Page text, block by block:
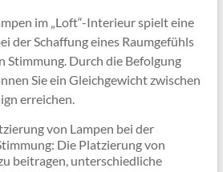
im „Loft“-Interieur spielt eine
der Schaffung eines Raumgefühls
Stimmung. Durch die Befolgung
Sie ein Gleichgewicht zwischen
erreichen.
von Lampen bei der
Die Platzierung von
beitragen, unterschiedliche